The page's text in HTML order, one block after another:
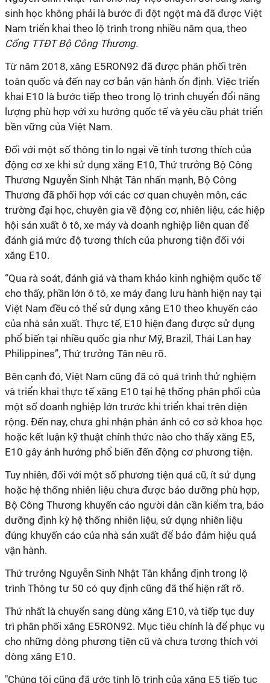
sinh học không phải là bước đi đột ngột mà đã được Việt
Nam triển khai theo lộ trình trong nhiều năm qua, theo
Cổng TTĐT Bộ Công Thương.
Từ năm 2018, xăng E5RON92 đã được phân phối trên
toàn quốc và đến nay cơ bản vận hành ổn định. Việc triển
khai E10 là bước tiếp theo trong lộ trình chuyển đổi năng
lượng phù hợp với xu hướng quốc tế và yêu cầu phát triển
bền vững của Việt Nam.
Đối với một số thông tin lo ngại về tính tương thích của
động cơ xe khi sử dụng xăng E10, Thứ trưởng Bộ Công
Thương Nguyễn Sinh Nhật Tân nhấn mạnh, Bộ Công
Thương đã phối hợp với các cơ quan chuyên môn, các
trường đại học, chuyên gia về động cơ, nhiên liệu, các hiệp
hội sản xuất ô tô, xe máy và doanh nghiệp liên quan để
đánh giá mức độ tương thích của phương tiện đối với
xăng E10.
“Qua rà soát, đánh giá và tham khảo kinh nghiệm quốc tế
cho thấy, phần lớn ô tô, xe máy đang lưu hành hiện nay tại
Việt Nam đều có thể sử dụng xăng E10 theo khuyến cáo
của nhà sản xuất. Thực tế, E10 hiện đang được sử dụng
phổ biến tại nhiều quốc gia như Mỹ, Brazil, Thái Lan hay
Philippines”, Thứ trưởng Tân nêu rõ.
Bên cạnh đó, Việt Nam cũng đã có quá trình thử nghiệm
và triển khai thực tế xăng E10 tại hệ thống phân phối của
một số doanh nghiệp lớn trước khi triển khai trên diện
rộng. Đến nay, chưa ghi nhận phản ánh có cơ sở khoa học
hoặc kết luận kỹ thuật chính thức nào cho thấy xăng E5,
E10 gây ảnh hưởng phổ biến đến động cơ phương tiện.
Tuy nhiên, đối với một số phương tiện quá cũ, ít sử dụng
hoặc hệ thống nhiên liệu chưa được bảo dưỡng phù hợp,
Bộ Công Thương khuyến cáo người dân cần kiểm tra, bảo
dưỡng định kỳ hệ thống nhiên liệu, sử dụng nhiên liệu
đúng khuyến cáo của nhà sản xuất để bảo đảm hiệu quả
vận hành.
Thứ trưởng Nguyễn Sinh Nhật Tân khẳng định trong lộ
trình Thông tư 50 có quy định cũng đã thể hiện rất rõ.
Thứ nhất là chuyển sang dùng xăng E10, và tiếp tục duy
trì phân phối xăng E5RON92. Mục tiêu chính là để phục vụ
cho những dòng phương tiện cũ và chưa tương thích với
dòng xăng E10.
"Chúng tôi cũng đã ước tính lộ trình của xăng E5 tiếp tục